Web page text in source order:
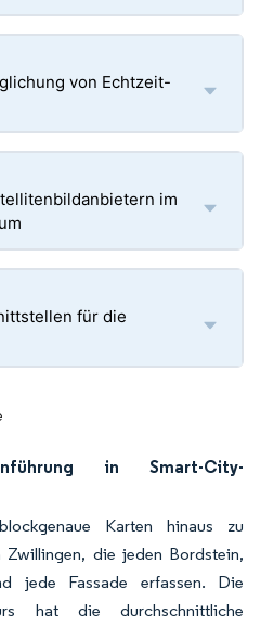
von Echtzeit-
im
für die
in Smart-City-
Karten hinaus zu
Zwillingen, die jeden Bordstein,
jede Fassade erfassen. Die
hat die durchschnittliche